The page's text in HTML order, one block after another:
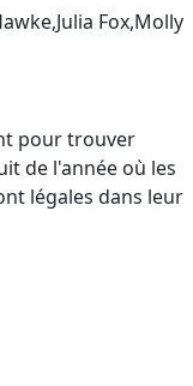
Fox,Molly
pour trouver
de l'année où les
légales dans leur